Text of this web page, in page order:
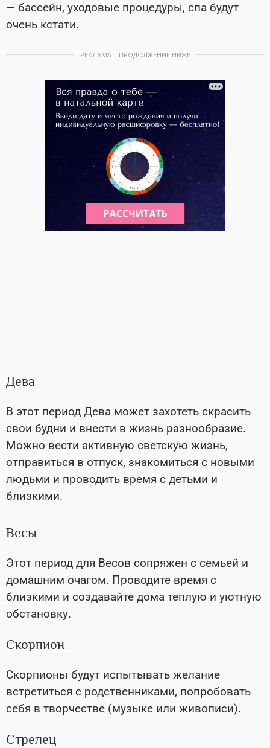
— бассейн, уходовые процедуры, спа будут
очень кстати.
РЕКЛАМА – ПРОДОЛЖЕНИЕ НИЖЕ
Дева
В этот период Дева может захотеть скрасить
свои будни и внести в жизнь разнообразие.
Можно вести активную светскую жизнь,
отправиться в отпуск, знакомиться с новыми
людьми и проводить время с детьми и
близкими.
Весы
Этот период для Весов сопряжен с семьей и
домашним очагом. Проводите время с
близкими и создавайте дома теплую и уютную
обстановку.
Скорпион
Скорпионы будут испытывать желание
встретиться с родственниками, попробовать
себя в творчестве (музыке или живописи).
Стрелец